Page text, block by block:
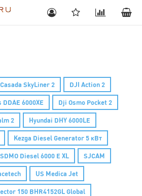
Casada SkyLiner 2 DJI Action 2
6000XE Dji Osmo Pocket 2
2 Hyundai DHY 6000LE
Kezga Diesel Generator 5 кВт
SDMO Diesel 6000 E XL SJCAM
US Medica Jet
150 BHR4152GL Global